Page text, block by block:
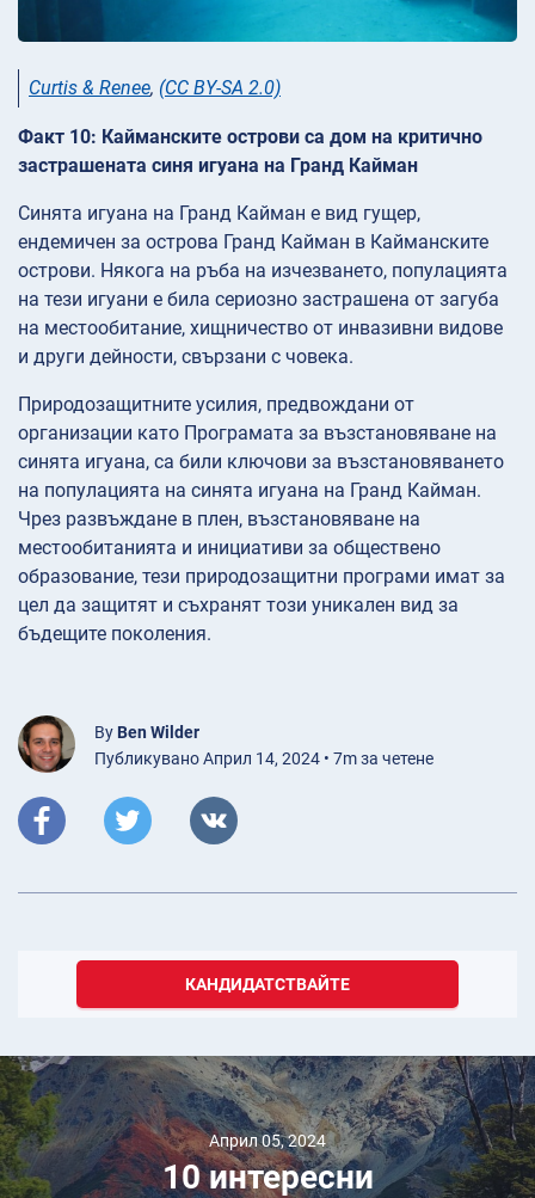
Curtis & Renee, (CC BY-SA 2.0)
Факт 10: Кайманските острови са дом на критично
застрашената синя игуана на Гранд Кайман
Синята игуана на Гранд Кайман е вид гущер,
ендемичен за острова Гранд Кайман в Кайманските
острови. Някога на ръба на изчезването, популацията
на тези игуани е била сериозно застрашена от загуба
на местообитание, хищничество от инвазивни видове
и други дейности, свързани с човека.
Природозащитните усилия, предвождани от
организации като Програмата за възстановяване на
синята игуана, са били ключови за възстановяването
на популацията на синята игуана на Гранд Кайман.
Чрез развъждане в плен, възстановяване на
местообитанията и инициативи за обществено
образование, тези природозащитни програми имат за
цел да защитят и съхранят този уникален вид за
бъдещите поколения.
By Ben Wilder
Публикувано Април 14, 2024 • 7m за четене
КАНДИДАТСТВАЙТЕ
Април 05, 2024
10 интересни